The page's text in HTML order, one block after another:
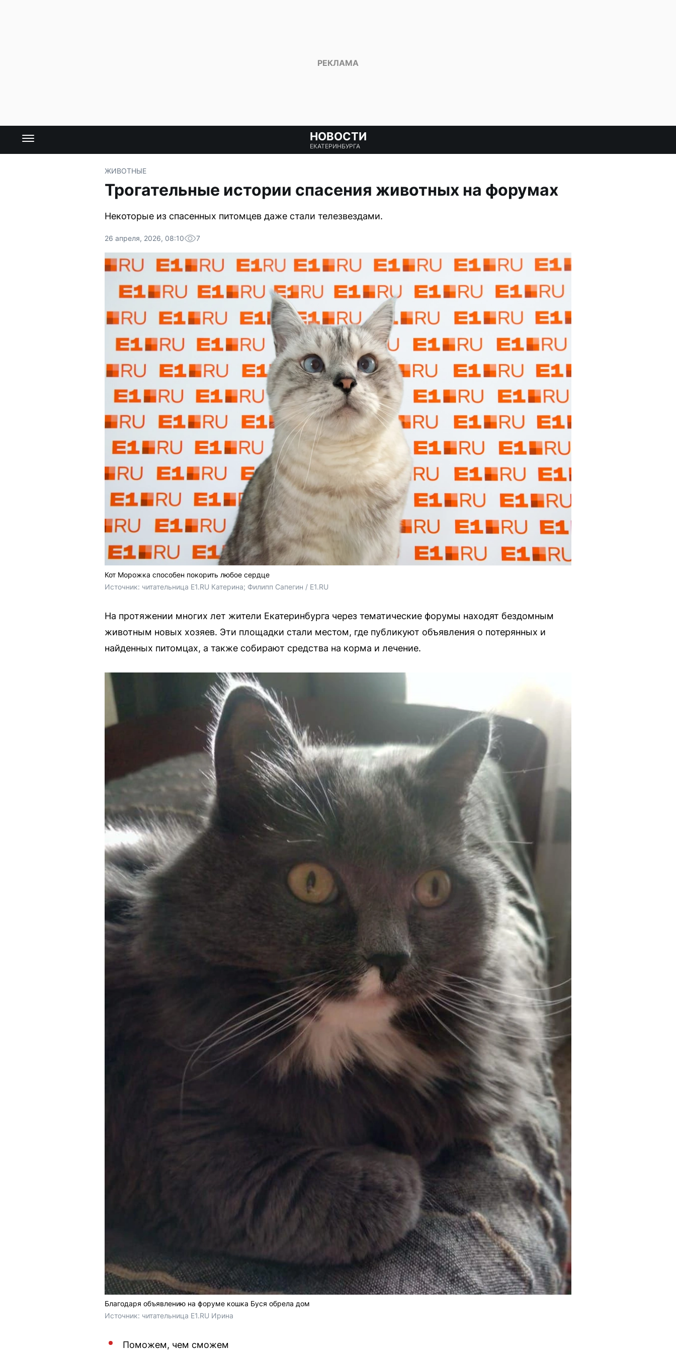
НОВОСТИ
ЕКАТЕРИНБУРГА
ЖИВОТНЫЕ
Трогательные истории спасения животных на форумах
Некоторые из спасенных питомцев даже стали телезвездами.
26 апреля, 2026, 08:10 7
Кот Морожка способен покорить любое сердце
Источник: читательница E1.RU Катерина; Филипп Сапегин / E1.RU
На протяжении многих лет жители Екатеринбурга через тематические форумы находят бездомным
животным новых хозяев. Эти площадки стали местом, где публикуют объявления о потерянных и
найденных питомцах, а также собирают средства на корма и лечение.
Благодаря объявлению на форуме кошка Буся обрела дом
Источник: читательница E1.RU Ирина
Поможем, чем сможем